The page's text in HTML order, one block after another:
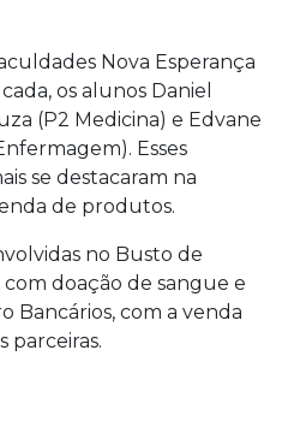
Nova Esperança
os alunos Daniel
(P2 Medicina) e Edvane
Esses
se destacaram na
de produtos.
no Busto de
doação de sangue e
Bancários, com a venda
parceiras.